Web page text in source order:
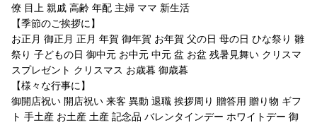
僚 目上 親戚 高齢 年配 主婦 ママ 新生活
【季節のご挨拶に】
お正月 御正月 正月 年賀 御年賀 お年賀 父の日 母の日 ひな祭り 雛
祭り 子どもの日 御中元 お中元 中元 盆 お盆 残暑見舞い クリスマ
スプレゼント クリスマス お歳暮 御歳暮
【様々な行事に】
御開店祝い 開店祝い 来客 異動 退職 挨拶周り 贈答用 贈り物 ギフ
ト 手土産 お土産 土産 記念品 バレンタインデー ホワイトデー 御